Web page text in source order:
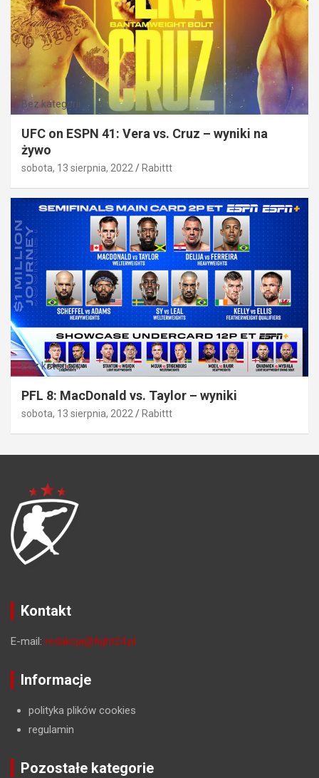
Bez kategorii
UFC on ESPN 41: Vera vs. Cruz – wyniki na
żywo
sobota, 13 sierpnia, 2022 Rabittt
Bez kategorii
PFL 8: MacDonald vs. Taylor – wyniki
sobota, 13 sierpnia, 2022 Rabittt
Kontakt
E-mail: redakcja@fight24.pl
Informacje
polityka plików cookies
regulamin
Pozostałe kategorie